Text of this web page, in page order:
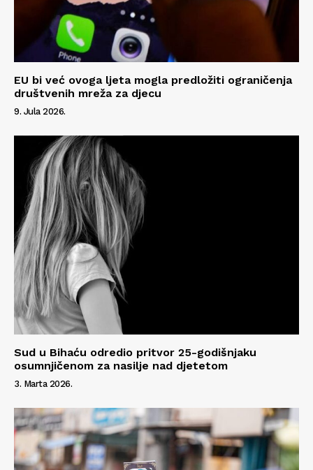
EU bi već ovoga ljeta mogla predložiti ograničenja
društvenih mreža za djecu
9. Jula 2026.
Sud u Bihaću odredio pritvor 25-godišnjaku
osumnjičenom za nasilje nad djetetom
3. Marta 2026.